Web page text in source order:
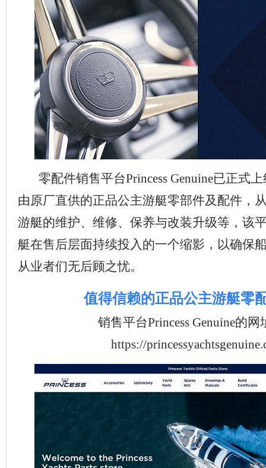
零配件销售平台Princess Genuine已正式
由原厂直供的正品公主游艇零部件及配件，
游艇的维护、维修、保养与改装升级等，该
艇在售后层面持续投入的一个缩影，以确保
从业者们无后顾之忧。
值得信赖的正品公主游艇零
销售平台Princess Genuine的网
https://